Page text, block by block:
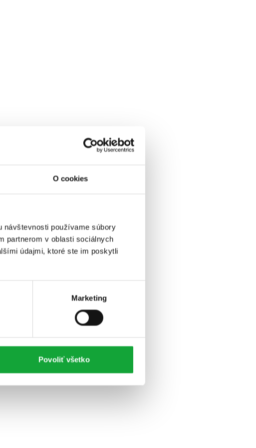
O cookies
návštevnosti používame súbory
partnerom v oblasti sociálnych
údajmi, ktoré ste im poskytli
Marketing
Povoliť všetko